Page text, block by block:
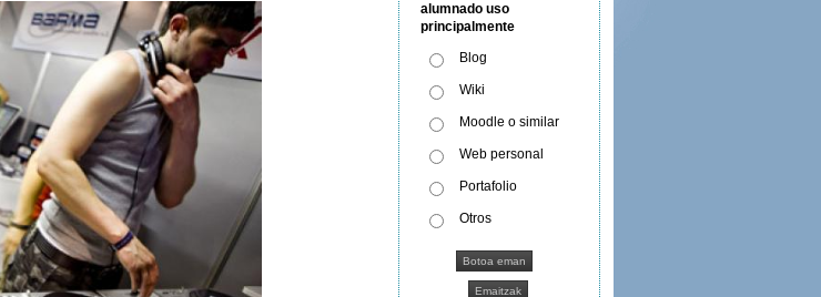
alumnado uso
principalmente
Blog
Wiki
Moodle o similar
Web personal
Portafolio
Otros